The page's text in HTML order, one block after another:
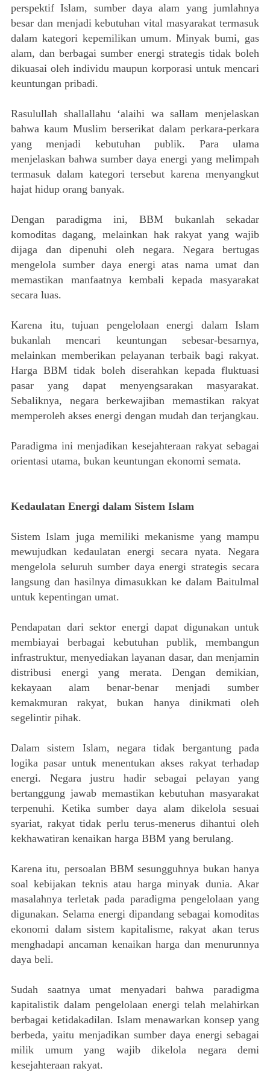
perspektif Islam, sumber daya alam yang jumlahnya
besar dan menjadi kebutuhan vital masyarakat termasuk
dalam kategori kepemilikan umum. Minyak bumi, gas
alam, dan berbagai sumber energi strategis tidak boleh
dikuasai oleh individu maupun korporasi untuk mencari
keuntungan pribadi.
Rasulullah shallallahu ‘alaihi wa sallam menjelaskan
bahwa kaum Muslim berserikat dalam perkara-perkara
yang menjadi kebutuhan publik. Para ulama
menjelaskan bahwa sumber daya energi yang melimpah
termasuk dalam kategori tersebut karena menyangkut
hajat hidup orang banyak.
Dengan paradigma ini, BBM bukanlah sekadar
komoditas dagang, melainkan hak rakyat yang wajib
dijaga dan dipenuhi oleh negara. Negara bertugas
mengelola sumber daya energi atas nama umat dan
memastikan manfaatnya kembali kepada masyarakat
secara luas.
Karena itu, tujuan pengelolaan energi dalam Islam
bukanlah mencari keuntungan sebesar-besarnya,
melainkan memberikan pelayanan terbaik bagi rakyat.
Harga BBM tidak boleh diserahkan kepada fluktuasi
pasar yang dapat menyengsarakan masyarakat.
Sebaliknya, negara berkewajiban memastikan rakyat
memperoleh akses energi dengan mudah dan terjangkau.
Paradigma ini menjadikan kesejahteraan rakyat sebagai
orientasi utama, bukan keuntungan ekonomi semata.
Kedaulatan Energi dalam Sistem Islam
Sistem Islam juga memiliki mekanisme yang mampu
mewujudkan kedaulatan energi secara nyata. Negara
mengelola seluruh sumber daya energi strategis secara
langsung dan hasilnya dimasukkan ke dalam Baitulmal
untuk kepentingan umat.
Pendapatan dari sektor energi dapat digunakan untuk
membiayai berbagai kebutuhan publik, membangun
infrastruktur, menyediakan layanan dasar, dan menjamin
distribusi energi yang merata. Dengan demikian,
kekayaan alam benar-benar menjadi sumber
kemakmuran rakyat, bukan hanya dinikmati oleh
segelintir pihak.
Dalam sistem Islam, negara tidak bergantung pada
logika pasar untuk menentukan akses rakyat terhadap
energi. Negara justru hadir sebagai pelayan yang
bertanggung jawab memastikan kebutuhan masyarakat
terpenuhi. Ketika sumber daya alam dikelola sesuai
syariat, rakyat tidak perlu terus-menerus dihantui oleh
kekhawatiran kenaikan harga BBM yang berulang.
Karena itu, persoalan BBM sesungguhnya bukan hanya
soal kebijakan teknis atau harga minyak dunia. Akar
masalahnya terletak pada paradigma pengelolaan yang
digunakan. Selama energi dipandang sebagai komoditas
ekonomi dalam sistem kapitalisme, rakyat akan terus
menghadapi ancaman kenaikan harga dan menurunnya
daya beli.
Sudah saatnya umat menyadari bahwa paradigma
kapitalistik dalam pengelolaan energi telah melahirkan
berbagai ketidakadilan. Islam menawarkan konsep yang
berbeda, yaitu menjadikan sumber daya energi sebagai
milik umum yang wajib dikelola negara demi
kesejahteraan rakyat.